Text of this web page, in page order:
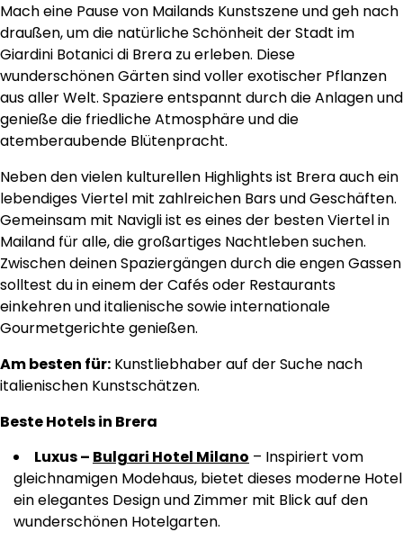
Mach eine Pause von Mailands Kunstszene und geh nach
draußen, um die natürliche Schönheit der Stadt im
Giardini Botanici di Brera zu erleben. Diese
wunderschönen Gärten sind voller exotischer Pflanzen
aus aller Welt. Spaziere entspannt durch die Anlagen und
genieße die friedliche Atmosphäre und die
atemberaubende Blütenpracht.
Neben den vielen kulturellen Highlights ist Brera auch ein
lebendiges Viertel mit zahlreichen Bars und Geschäften.
Gemeinsam mit Navigli ist es eines der besten Viertel in
Mailand für alle, die großartiges Nachtleben suchen.
Zwischen deinen Spaziergängen durch die engen Gassen
solltest du in einem der Cafés oder Restaurants
einkehren und italienische sowie internationale
Gourmetgerichte genießen.
Am besten für: Kunstliebhaber auf der Suche nach
italienischen Kunstschätzen.
Beste Hotels in Brera
Luxus – Bulgari Hotel Milano – Inspiriert vom
gleichnamigen Modehaus, bietet dieses moderne Hotel
ein elegantes Design und Zimmer mit Blick auf den
wunderschönen Hotelgarten.